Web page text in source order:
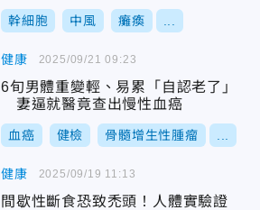
幹細胞 中風 癱瘓
健康
6旬男體重變輕、易累「自認老了」
妻逼就醫竟查出慢性血癌
血癌 健檢 骨髓增生性腫瘤
2025/09/21 09:23
健康
間歇性斷食恐致禿頭！人體實驗證
2025/09/19 11:13